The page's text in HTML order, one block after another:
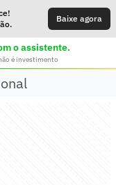
Baixe agora
o assistente.
é investimento